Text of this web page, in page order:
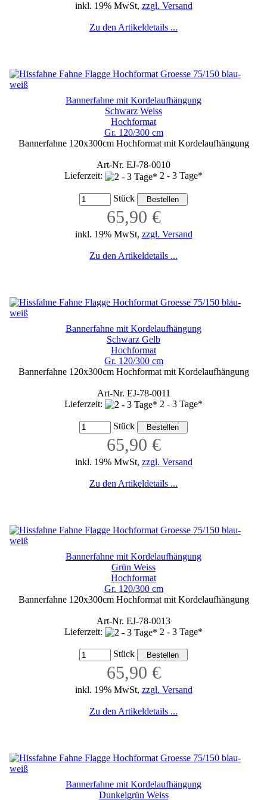
inkl. 19% MwSt, zzgl. Versand
Zu den Artikeldetails ...
Bannerfahne mit Kordelaufhängung
Schwarz Weiss
Hochformat
Gr. 120/300 cm
Bannerfahne 120x300cm Hochformat mit Kordelaufhängung
Art-Nr. EJ-78-0010
Lieferzeit:
2 - 3 Tage*
Stück
65,90 €
inkl. 19% MwSt, zzgl. Versand
Zu den Artikeldetails ...
Bannerfahne mit Kordelaufhängung
Schwarz Gelb
Hochformat
Gr. 120/300 cm
Bannerfahne 120x300cm Hochformat mit Kordelaufhängung
Art-Nr. EJ-78-0011
Lieferzeit:
2 - 3 Tage*
Stück
65,90 €
inkl. 19% MwSt, zzgl. Versand
Zu den Artikeldetails ...
Bannerfahne mit Kordelaufhängung
Grün Weiss
Hochformat
Gr. 120/300 cm
Bannerfahne 120x300cm Hochformat mit Kordelaufhängung
Art-Nr. EJ-78-0013
Lieferzeit:
2 - 3 Tage*
Stück
65,90 €
inkl. 19% MwSt, zzgl. Versand
Zu den Artikeldetails ...
Bannerfahne mit Kordelaufhängung
Dunkelgrün Weiss